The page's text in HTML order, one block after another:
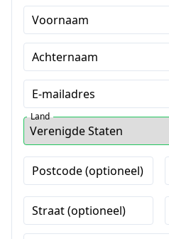
Voornaam
Achternaam
E-mailadres
Land
Postcode (optioneel)
Straat (optioneel)